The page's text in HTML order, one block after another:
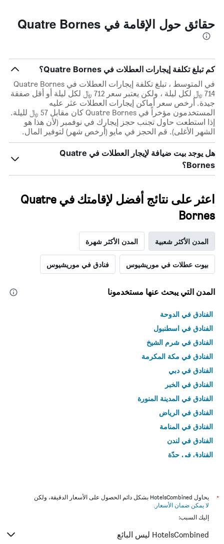
حقائق حول الإقامة في Quatre Bornes
كم تبلغ تكلفة إيجارات العطلات في Quatre Bornes؟
في المتوسط ، تبلغ تكلفة إيجارات العطلات في Quatre Bornes
714 ﷼ لكل ليلة ، ولكن يعتبر سعر 712 ﷼ لكل ليلة أو أقل صفقة
جيدة. أرخص سعر أماكن إيجارات العطلات عثر عليه
المستخدمون مؤخراً في Quatre Bornes كان مقابل 57 ﷼ لليلة.
إذا استطعت حاول تجنب حجز إيجارك في نوفمبر (لأن هذا هو
الشهر الأغلى). قم الحجز في مايو (أرخص شهر) لتوفير المال.
هل يوجد بيت ضيافة لإيجار العطلات في Quatre
Bornes؟
اعثر على نتائج أفضل لإقامتك في Quatre
Bornes
المدن الأكثر شعبية المدن الأكثر شهرة
بيوت عطلات في موريشيوس فنادق في موريشيوس
المدن التي يبحث عنها مستخدمونا
الفنادق في الدوحة
الفنادق في اسطنبول
الفنادق في شرم الشيخ
الفنادق في مكة المكرمة
الفنادق في دبي
الفنادق في الخبر
الفنادق في المدينة المنورة
الفنادق في الرياض
الفنادق في المنامة
الفنادق في لندن
الفنادق في جدّة
*
يحاول HotelsCombined بشكل دائم الحصول على الأسعار الدقيقة، ولكن
لا يمكن ضمان الأسعار .
إليك السبب:
HotelsCombined ليس البائع